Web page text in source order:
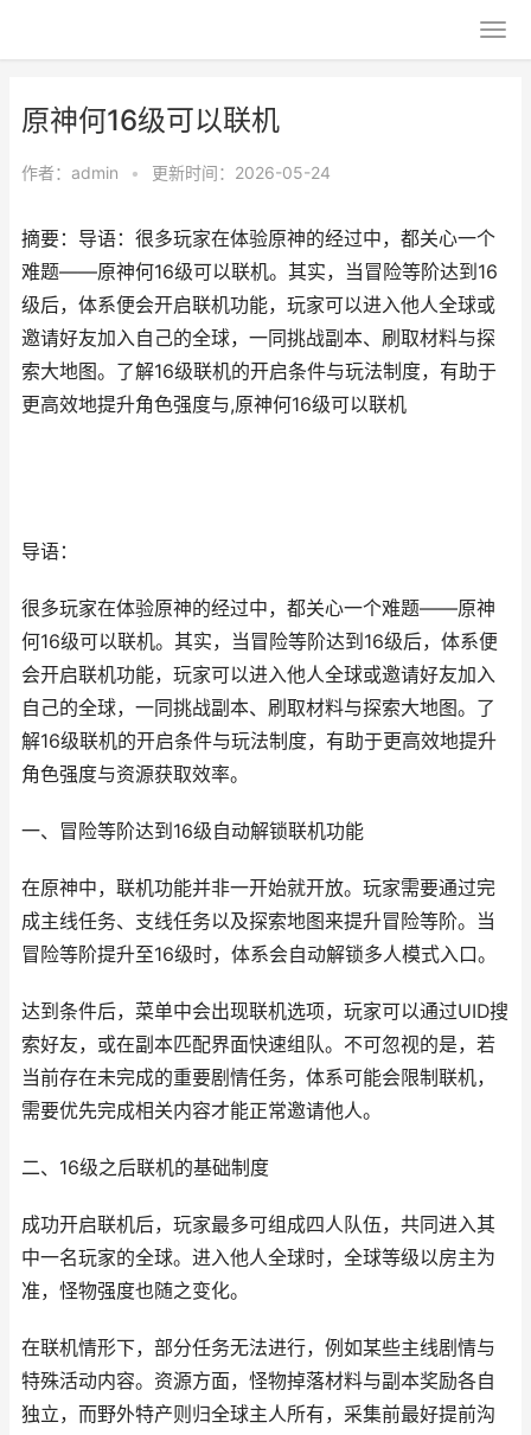
原神何16级可以联机
作者： admin • 更新时间：2026-05-24
摘要：导语：很多玩家在体验原神的经过中，都关心一个
难题——原神何16级可以联机。其实，当冒险等阶达到16
级后，体系便会开启联机功能，玩家可以进入他人全球或
邀请好友加入自己的全球，一同挑战副本、刷取材料与探
索大地图。了解16级联机的开启条件与玩法制度，有助于
更高效地提升角色强度与,原神何16级可以联机
导语：
很多玩家在体验原神的经过中，都关心一个难题——原神
何16级可以联机。其实，当冒险等阶达到16级后，体系便
会开启联机功能，玩家可以进入他人全球或邀请好友加入
自己的全球，一同挑战副本、刷取材料与探索大地图。了
解16级联机的开启条件与玩法制度，有助于更高效地提升
角色强度与资源获取效率。
一、冒险等阶达到16级自动解锁联机功能
在原神中，联机功能并非一开始就开放。玩家需要通过完
成主线任务、支线任务以及探索地图来提升冒险等阶。当
冒险等阶提升至16级时，体系会自动解锁多人模式入口。
达到条件后，菜单中会出现联机选项，玩家可以通过UID搜
索好友，或在副本匹配界面快速组队。不可忽视的是，若
当前存在未完成的重要剧情任务，体系可能会限制联机，
需要优先完成相关内容才能正常邀请他人。
二、16级之后联机的基础制度
成功开启联机后，玩家最多可组成四人队伍，共同进入其
中一名玩家的全球。进入他人全球时，全球等级以房主为
准，怪物强度也随之变化。
在联机情形下，部分任务无法进行，例如某些主线剧情与
特殊活动内容。资源方面，怪物掉落材料与副本奖励各自
独立，而野外特产则归全球主人所有，采集前最好提前沟